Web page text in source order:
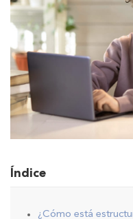
Índice
¿Cómo está